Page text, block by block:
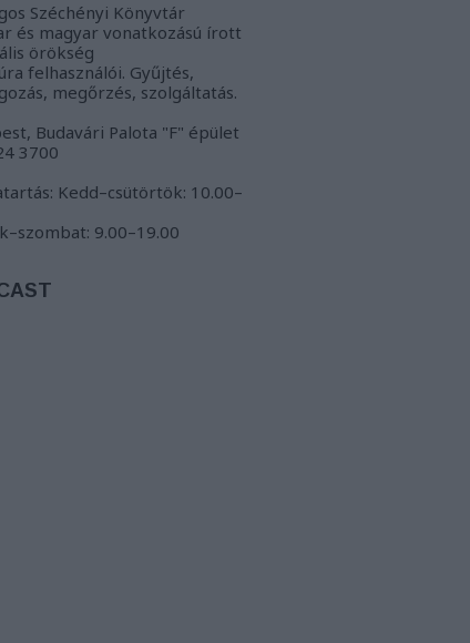
Széchényi Könyvtár
és magyar vonatkozású írott
örökség
felhasználói. Gyűjtés,
megőrzés, szolgáltatás.
Budavári Palota "F" épület
3700
Kedd–csütörtök: 10.00–
9.00–19.00